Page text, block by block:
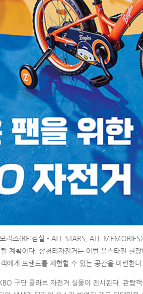
리즈(RE:잠실 - ALL STARS, ALL
계획이다. 삼천리자전거는 이번 올스타전 현
에게 브랜드를 체험할 수 있는 공간을 마련한다.
구단 콜라보 자전거 실물이 전시된다. 관람